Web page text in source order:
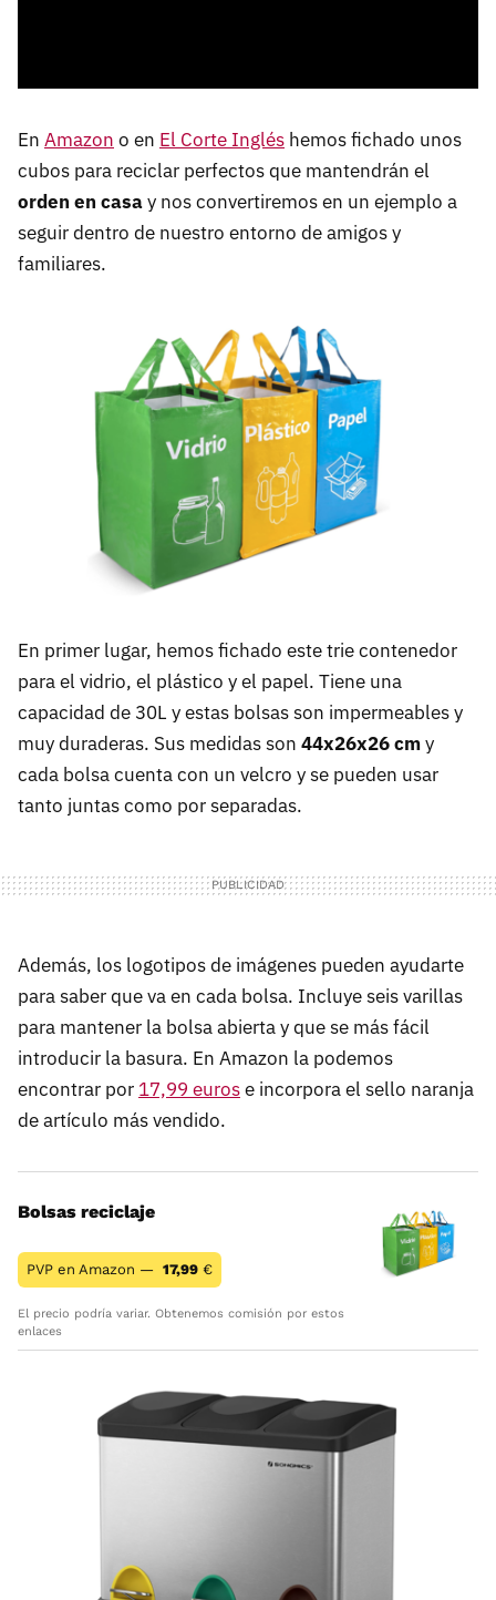
En Amazon o en El Corte Inglés hemos fichado unos
cubos para reciclar perfectos que mantendrán el
orden en casay nos convertiremos en un ejemplo a
seguir dentro de nuestro entorno de amigos y
familiares.
En primer lugar, hemos fichado este trie contenedor
para el vidrio, el plástico y el papel. Tiene una
capacidad de 30L y estas bolsas son impermeables y
muy duraderas. Sus medidas son 44x26x26 cmy
cada bolsa cuenta con un velcro y se pueden usar
tanto juntas como por separadas.
Además, los logotipos de imágenes pueden ayudarte
para saber que va en cada bolsa. Incluye seis varillas
para mantener la bolsa abierta y que se más fácil
introducir la basura. En Amazon la podemos
encontrar por 17,99 eurose incorpora el sello naranja
de artículo más vendido.
Bolsas reciclaje
PVP en Amazon — 17,99 €
El precio podría variar. Obtenemos comisión por estos
enlaces